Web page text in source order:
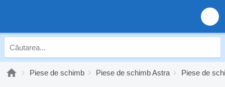
Piese de schimb Piese de schimb Astra Piese de